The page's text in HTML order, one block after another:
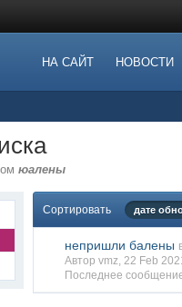
НА САЙТ НОВОСТИ
юалены
Сортировать дате
непришли балены
Автор vmz, 22 Feb
Последнее